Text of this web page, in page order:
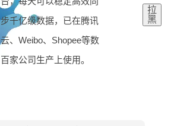
步千亿级数据，已在腾讯
云、Weibo、Shopee等数
百家公司生产上使用。
拉
黑